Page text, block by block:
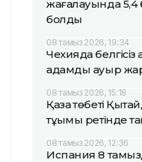
жағалауында 5,4
болды
08 тамыз 2026, 19:34
Чехияда
адамды ауыр
08 тамыз 2026, 15:18
Қазақ төбеті
тұқымы ретінде
08 тамыз 2026, 12:36
Испания 8